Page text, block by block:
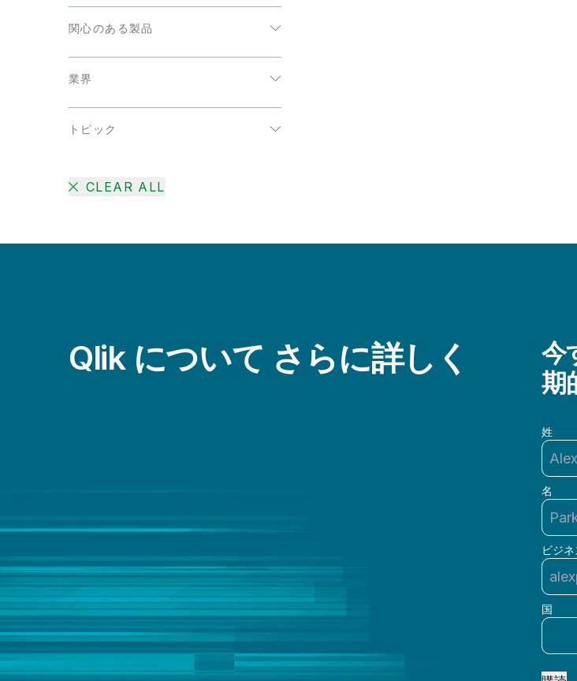
関心のある製品
データ分析
業界
エネルギーおよび公共事業
コミュニケーション
製造
輸送 / ロジスティクス
トピック
DataOps
アクティブインテリジェンス
データのモダナイゼーション
組み込み型アナリティクス
CLEAR ALL
Qlik について さらに詳しく
今
期
姓
名
ビジ
国